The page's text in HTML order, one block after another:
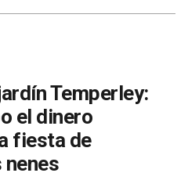
Temperley:
el dinero
fiesta de
nenes